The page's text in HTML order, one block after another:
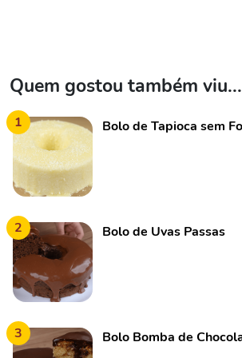
Quem gostou também viu...
1 Bolo de Tapioca sem
2 Bolo de Uvas Passas
3 Bolo Bomba de